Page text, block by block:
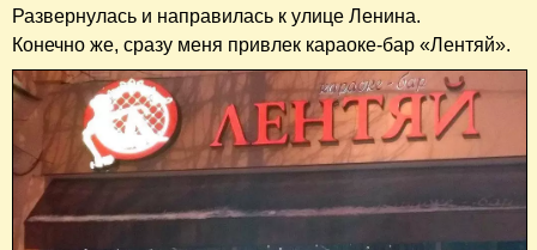
Развернулась и направилась к улице Ленина.
Конечно же, сразу меня привлек караоке-бар «Лентяй».